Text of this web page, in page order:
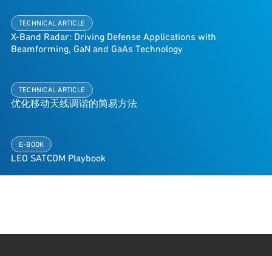
TECHNICAL ARTICLE
X-Band Radar: Driving Defense Applications with
Beamforming, GaN and GaAs Technology
TECHNICAL ARTICLE
优化移动天线调谐的简易方法
E-BOOK
LEO SATCOM Playbook